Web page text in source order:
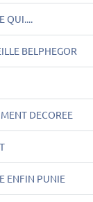
QUI....
BELPHEGOR
DECOREE
ENFIN PUNIE